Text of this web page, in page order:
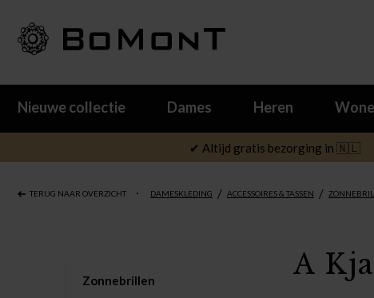
Nieuwe collectie Dames Heren
✔ Altijd gratis bezorging in 🇳🇱
TERUG NAAR OVERZICHT DAMESKLEDING / ACCESSOIRES & TASSEN /
Zonnebrillen A